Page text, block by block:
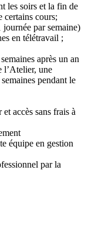
les soirs et la fin de
certains cours;
par semaine)
en télétravail ;
après un an
l’Atelier, une
pendant le
accès sans frais à
équipe en gestion
par la